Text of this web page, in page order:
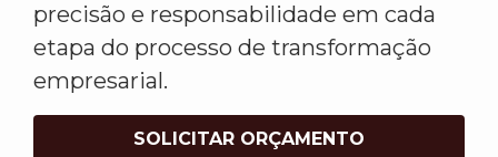
precisão e responsabilidade em cada
etapa do processo de transformação
empresarial.
SOLICITAR ORÇAMENTO